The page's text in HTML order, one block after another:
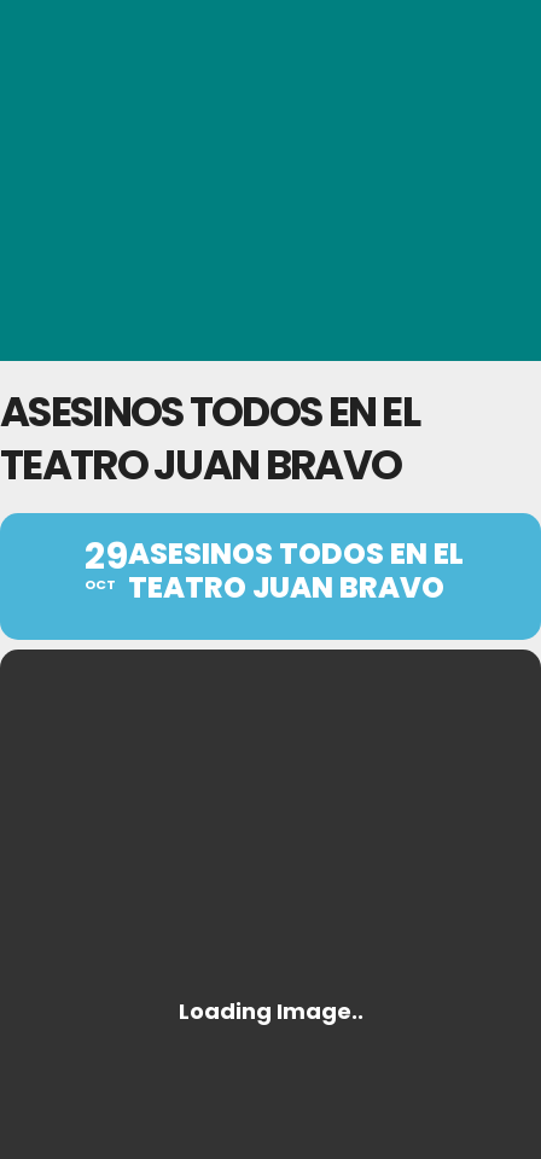
ASESINOS TODOS EN EL
TEATRO JUAN BRAVO
29
OCT
ASESINOS TODOS EN EL
TEATRO JUAN BRAVO